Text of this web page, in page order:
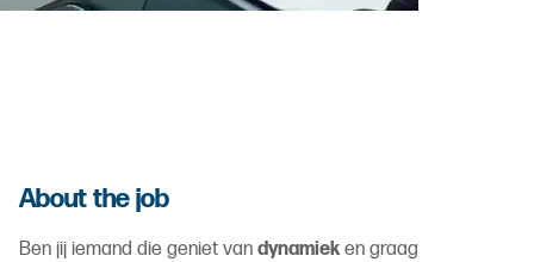
About the job
Ben jij iemand die geniet van dynamieken graag